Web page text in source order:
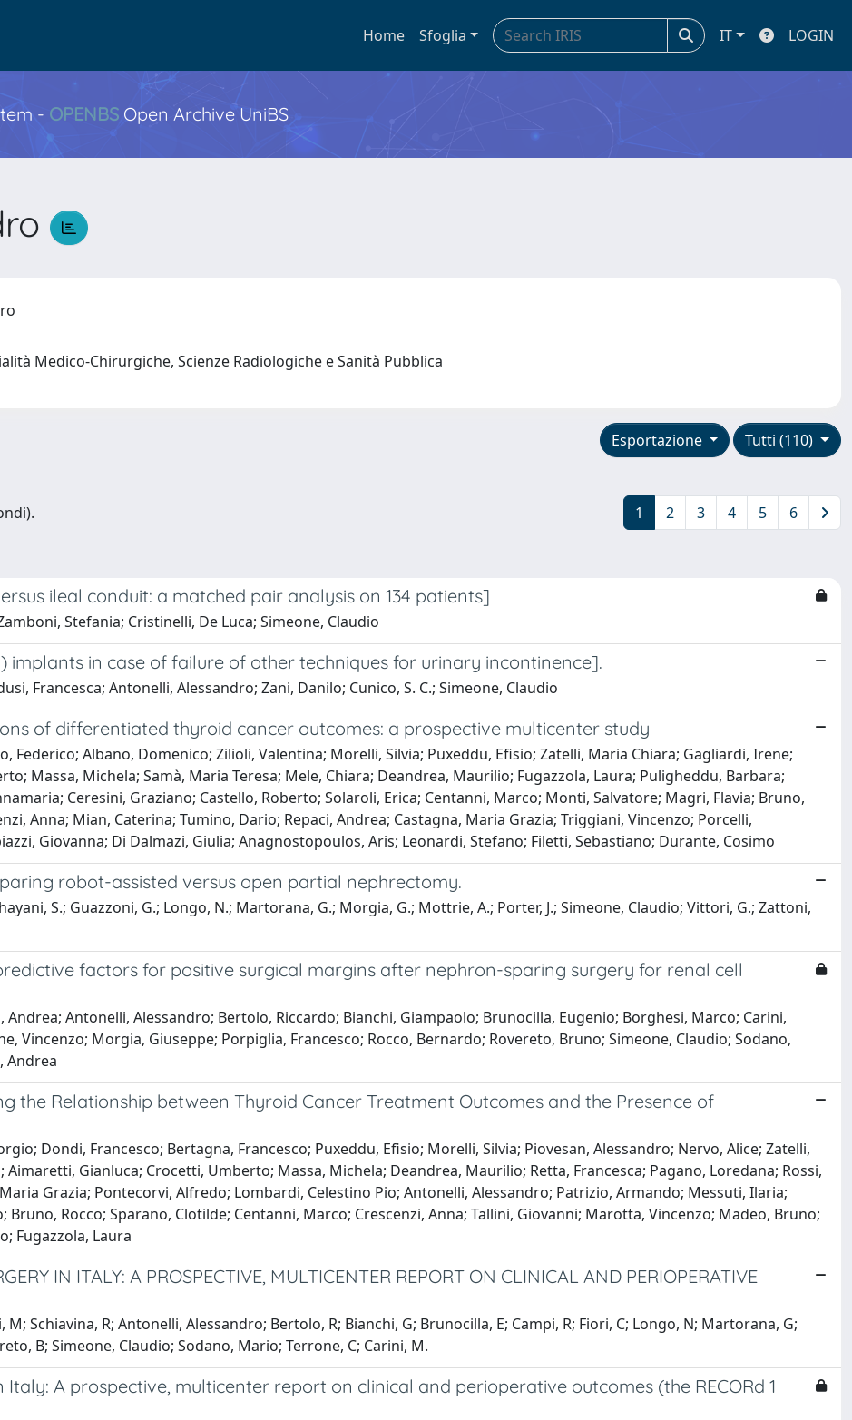
Home Sfoglia IT LOGIN
- OPENBS Open Archive UniBS
Medico-Chirurgiche, Scienze Radiologiche e Sanità Pubblica
Tutti (110)
Esportazione
1 2 3 4 5 6
ileal conduit: a matched pair analysis on 134 patients]
Stefania; Cristinelli, De Luca; Simeone, Claudio
implants in case of failure of other techniques for urinary incontinence].
Francesca; Antonelli, Alessandro; Zani, Danilo; Cunico, S. C.; Simeone, Claudio
of differentiated thyroid cancer outcomes: a prospective multicenter study
Federico; Albano, Domenico; Zilioli, Valentina; Morelli, Silvia; Puxeddu, Efisio; Zatelli, Maria Chiara; Gagliardi, Irene;
Massa, Michela; Samà, Maria Teresa; Mele, Chiara; Deandrea, Maurilio; Fugazzola, Laura; Puligheddu, Barbara;
Ceresini, Graziano; Castello, Roberto; Solaroli, Erica; Centanni, Marco; Monti, Salvatore; Magri, Flavia; Bruno,
Anna; Mian, Caterina; Tumino, Dario; Repaci, Andrea; Castagna, Maria Grazia; Triggiani, Vincenzo; Porcelli,
Giovanna; Di Dalmazi, Giulia; Anagnostopoulos, Aris; Leonardi, Stefano; Filetti, Sebastiano; Durante, Cosimo
robot-assisted versus open partial nephrectomy.
S.; Guazzoni, G.; Longo, N.; Martorana, G.; Morgia, G.; Mottrie, A.; Porter, J.; Simeone, Claudio; Vittori, G.; Zattoni,
factors for positive surgical margins after nephron-sparing surgery for renal cell
Andrea; Antonelli, Alessandro; Bertolo, Riccardo; Bianchi, Giampaolo; Brunocilla, Eugenio; Borghesi, Marco; Carini,
Vincenzo; Morgia, Giuseppe; Porpiglia, Francesco; Rocco, Bernardo; Rovereto, Bruno; Simeone, Claudio; Sodano,
Andrea
the Relationship between Thyroid Cancer Treatment Outcomes and the Presence of
Dondi, Francesco; Bertagna, Francesco; Puxeddu, Efisio; Morelli, Silvia; Piovesan, Alessandro; Nervo, Alice; Zatelli,
Gianluca; Crocetti, Umberto; Massa, Michela; Deandrea, Maurilio; Retta, Francesca; Pagano, Loredana; Rossi,
Grazia; Pontecorvi, Alfredo; Lombardi, Celestino Pio; Antonelli, Alessandro; Patrizio, Armando; Messuti, Ilaria;
Bruno, Rocco; Sparano, Clotilde; Centanni, Marco; Crescenzi, Anna; Tallini, Giovanni; Marotta, Vincenzo; Madeo, Bruno;
Fugazzola, Laura
IN ITALY: A PROSPECTIVE, MULTICENTER REPORT ON CLINICAL AND PERIOPERATIVE
Schiavina, R; Antonelli, Alessandro; Bertolo, R; Bianchi, G; Brunocilla, E; Campi, R; Fiori, C; Longo, N; Martorana, G;
B; Simeone, Claudio; Sodano, Mario; Terrone, C; Carini, M.
A prospective, multicenter report on clinical and perioperative outcomes (the RECORd 1